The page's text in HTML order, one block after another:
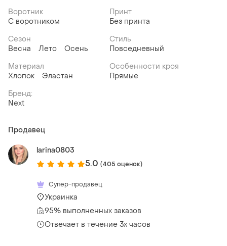
Воротник
С воротником
Принт
Без принта
Сезон
Весна
Лето Осень
Стиль
Повседневный
Материал
Хлопок
Эластан
Особенности кроя
Прямые
Бренд:
Next
Продавец
larina0803
5.0 (405 оценок)
Супер-продавец
Украинка
95% выполненных заказов
Отвечает в течение 3х часов